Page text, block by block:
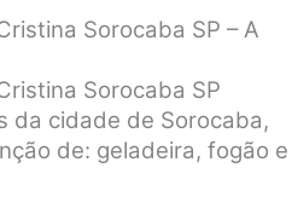
Sorocaba SP – A
Sorocaba SP
da cidade de Sorocaba,
de: geladeira, fogão e